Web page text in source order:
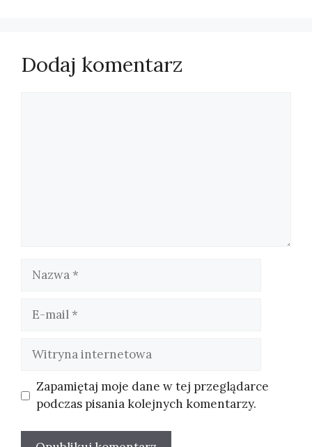
Dodaj komentarz
mail
internetowa
Zapamiętaj moje dane w tej przeglądarce
podczas pisania kolejnych komentarzy.